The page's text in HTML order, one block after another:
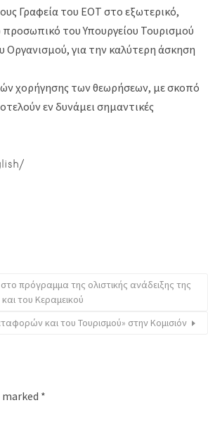
Γραφεία του ΕΟΤ στο εξωτερικό,
προσωπικό του Υπουργείου Τουρισμού
Οργανισμού, για την καλύτερη άσκηση
χορήγησης των θεωρήσεων, με σκοπό
εν δυνάμει σημαντικές
πρόγραμμα της ολιστικής ανάδειξης της
του Κεραμεικού
και του Τουρισμού» στην Κομισιόν
marked *